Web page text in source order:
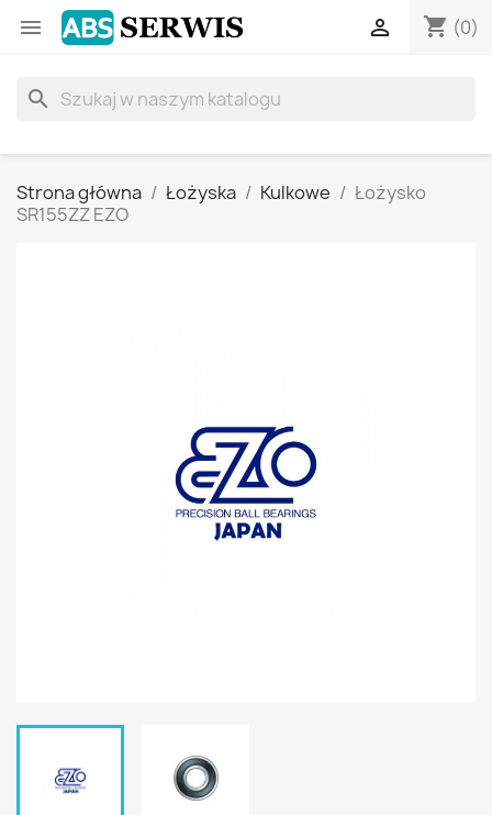
 shopping_cart (0)

search
Strona główna Łożyska Kulkowe
Łożysko
SR155ZZ EZO